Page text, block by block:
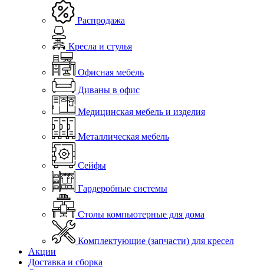
Распродажа
Кресла и стулья
Офисная мебель
Диваны в офис
Медицинская мебель и изделия
Металлическая мебель
Сейфы
Гардеробные системы
Столы компьютерные для дома
Комплектующие (запчасти) для кресел
Акции
Доставка и сборка